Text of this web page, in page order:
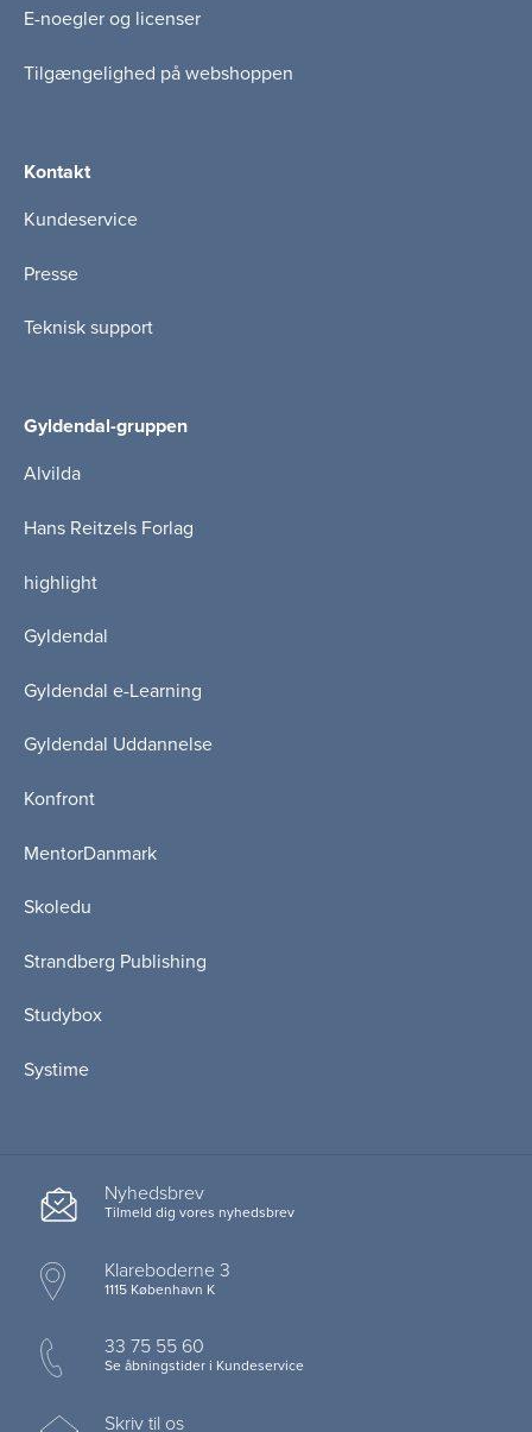
E-noegler og licenser
Tilgængelighed på webshoppen
Kontakt
Kundeservice
Presse
Teknisk support
Gyldendal-gruppen
Alvilda
Hans Reitzels Forlag
highlight
Gyldendal
Gyldendal e-Learning
Gyldendal Uddannelse
Konfront
MentorDanmark
Skoledu
Strandberg Publishing
Studybox
Systime
Nyhedsbrev
Tilmeld dig vores nyhedsbrev
Klareboderne 3
1115 København K
33 75 55 60
Se åbningstider i Kundeservice
Skriv til os